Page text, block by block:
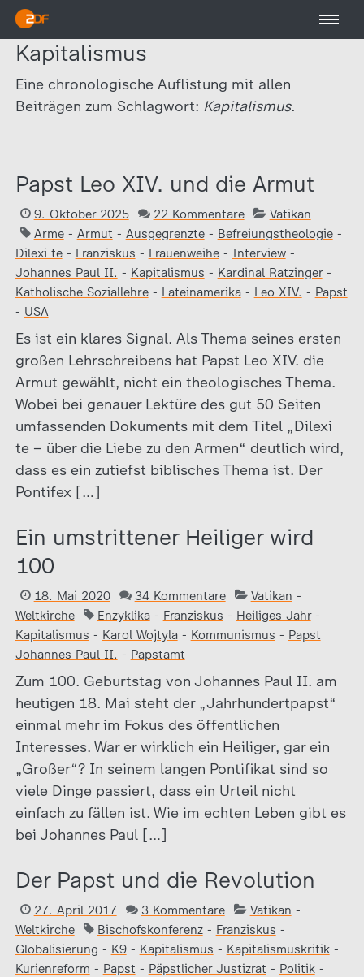
Kapitalismus
Eine chronologische Auflistung mit allen
Beiträgen zum Schlagwort: Kapitalismus.
Papst Leo XIV. und die Armut
9. Oktober 2025 22 Kommentare
Vatikan
Arme- Armut - Ausgegrenzte- Befreiungstheologie-
Dilexi te- Franziskus - Frauenweihe- Interview-
Johannes Paul II. - Kapitalismus - Kardinal Ratzinger-
Katholische Soziallehre- Lateinamerika- Leo XIV. - Papst
- USA
Es ist ein klares Signal. Als Thema seines ersten
großen Lehrschreibens hat Papst Leo XIV. die
Armut gewählt, nicht ein theologisches Thema.
Wobei bei genauer Lektüre des gut 50 Seiten
umfassenden Dokuments mit dem Titel „Dilexi
te – über die Liebe zu den Armen“ deutlich wird,
dass es ein zutiefst biblisches Thema ist. Der
Pontifex […]
Ein umstrittener Heiliger wird
100
18. Mai 2020 34 Kommentare Vatikan -
Weltkirche
Enzyklika- Franziskus - Heiliges Jahr-
Kapitalismus - Karol Wojtyla- Kommunismus - Papst
Johannes Paul II. - Papstamt
Zum 100. Geburtstag von Johannes Paul II. am
heutigen 18. Mai steht der „Jahrhundertpapst“
einmal mehr im Fokus des öffentlichen
Interesses. War er wirklich ein Heiliger, gar ein
„Großer“? In seinem langen Pontifikat sind so
viele Dinge passiert, dass ein Urteil nicht
einfach zu fällen ist. Wie im echten Leben gibt es
bei Johannes Paul […]
Der Papst und die Revolution
27. April 2017 3 Kommentare Vatikan -
Weltkirche
Bischofskonferenz- Franziskus -
Globalisierung - K9- Kapitalismus - Kapitalismuskritik-
Kurienreform - Papst - Päpstlicher Justizrat - Politik-